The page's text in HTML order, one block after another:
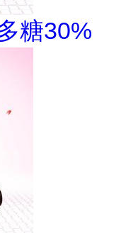
糖30%